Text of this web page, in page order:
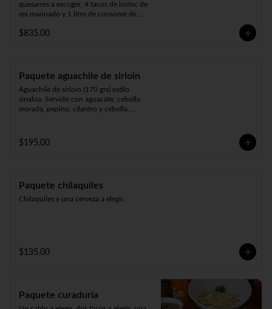
quesarrés a escoger, 4 tacos de bistec de
res marinado y 1 litro de consomé de
limones, tortillas y salsa a elegir.
$835.00
Paquete aguachile de sirloin
Aguachile de sirloin (170 grs) estilo
sinaloa. Servido con aguacate, cebolla
morada, pepino, cilantro y cebolla.
$195.00
Paquete chilaquiles
Chilaquiles y una cerveza a elegir.
$135.00
Paquete curaduría